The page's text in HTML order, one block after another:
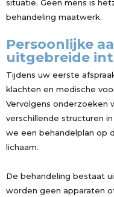
situatie. Geen mens is
behandeling maatwerk.
Persoonlijke
uitgebreide
Tijdens uw eerste
klachten en medische
Vervolgens onderzoeken
verschillende structuren
we een behandelplan op
lichaam.
De behandeling bestaat
worden geen apparaten